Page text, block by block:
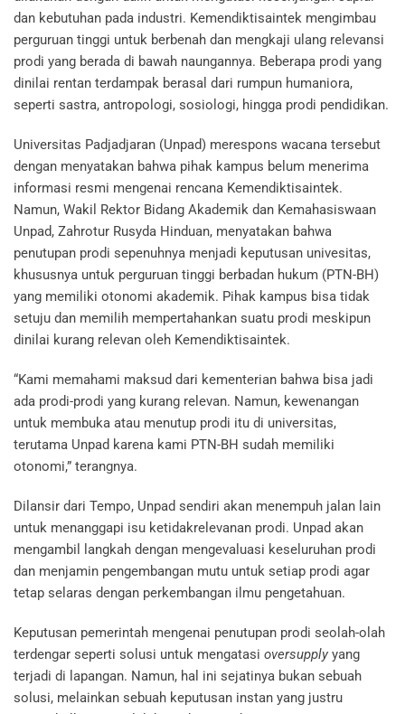
dan kebutuhan pada industri. Kemendiktisaintek mengimbau
perguruan tinggi untuk berbenah dan mengkaji ulang relevansi
prodi yang berada di bawah naungannya. Beberapa prodi yang
dinilai rentan terdampak berasal dari rumpun humaniora,
seperti sastra, antropologi, sosiologi, hingga prodi pendidikan.
Universitas Padjadjaran (Unpad) merespons wacana tersebut
dengan menyatakan bahwa pihak kampus belum menerima
informasi resmi mengenai rencana Kemendiktisaintek.
Namun, Wakil Rektor Bidang Akademik dan Kemahasiswaan
Unpad, Zahrotur Rusyda Hinduan, menyatakan bahwa
penutupan prodi sepenuhnya menjadi keputusan univesitas,
khususnya untuk perguruan tinggi berbadan hukum (PTN-BH)
yang memiliki otonomi akademik. Pihak kampus bisa tidak
setuju dan memilih mempertahankan suatu prodi meskipun
dinilai kurang relevan oleh Kemendiktisaintek.
“Kami memahami maksud dari kementerian bahwa bisa jadi
ada prodi-prodi yang kurang relevan. Namun, kewenangan
untuk membuka atau menutup prodi itu di universitas,
terutama Unpad karena kami PTN-BH sudah memiliki
otonomi,” terangnya.
Dilansir dari Tempo, Unpad sendiri akan menempuh jalan lain
untuk menanggapi isu ketidakrelevanan prodi. Unpad akan
mengambil langkah dengan mengevaluasi keseluruhan prodi
dan menjamin pengembangan mutu untuk setiap prodi agar
tetap selaras dengan perkembangan ilmu pengetahuan.
Keputusan pemerintah mengenai penutupan prodi seolah-olah
terdengar seperti solusi untuk mengatasi oversupply yang
terjadi di lapangan. Namun, hal ini sejatinya bukan sebuah
solusi, melainkan sebuah keputusan instan yang justru